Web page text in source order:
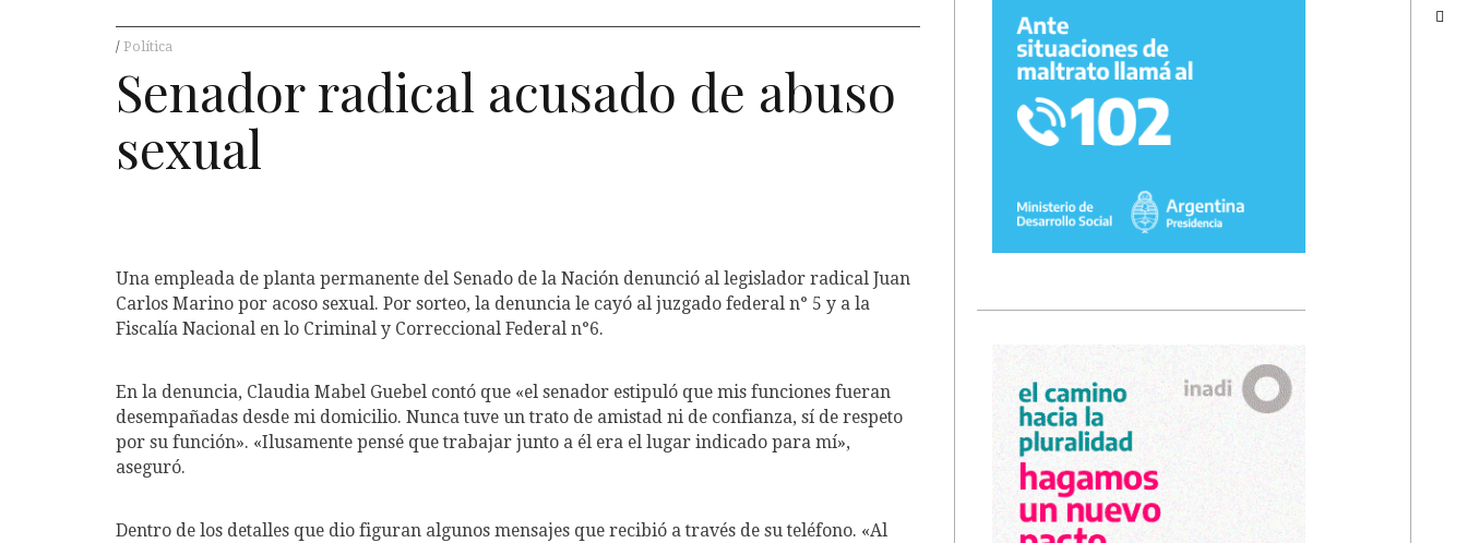
Política
Senador radical acusado de abuso
sexual
Una empleada de planta permanente del Senado de la Nación denunció al legislador radical Juan
Carlos Marino por acoso sexual. Por sorteo, la denuncia le cayó al juzgado federal n° 5 y a la
Fiscalía Nacional en lo Criminal y Correccional Federal n°6.
En la denuncia, Claudia Mabel Guebel contó que «el senador estipuló que mis funciones fueran
desempañadas desde mi domicilio. Nunca tuve un trato de amistad ni de confianza, sí de respeto
por su función». «Ilusamente pensé que trabajar junto a él era el lugar indicado para mí»,
aseguró.
Dentro de los detalles que dio figuran algunos mensajes que recibió a través de su teléfono. «Al